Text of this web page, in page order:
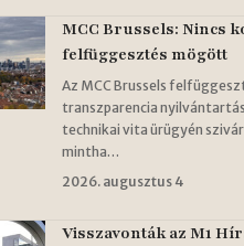
MCC Brussels: Nincs
felfüggesztés mögött
Az MCC Brussels
transzparencia
technikai vita ürügyén
mintha…
2026. augusztus 4
Visszavonták az M1